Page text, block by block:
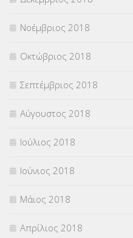
Νοέμβριος 2018
Οκτώβριος 2018
Σεπτέμβριος 2018
Αύγουστος 2018
Ιούλιος 2018
Ιούνιος 2018
Μάιος 2018
Απρίλιος 2018